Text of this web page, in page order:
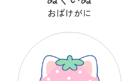
おばけがに